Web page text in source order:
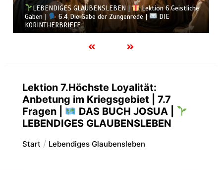
LEBENDIGES GLAUBENSLEBEN |
Lektion 6.Geistliche
Gaben |
6.4 Die Gabe der Zungenrede |
DIE
KORINTHERBRIEFE
Lektion 7.Höchste Loyalität:
Anbetung im Kriegsgebiet | 7.7
Fragen |
DAS BUCH JOSUA |
LEBENDIGES GLAUBENSLEBEN
Start Lebendiges Glaubensleben